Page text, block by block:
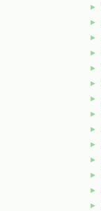
►
►
►
►
►
►
►
►
►
►
►
►
►
►